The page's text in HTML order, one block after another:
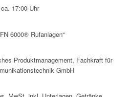
17:00 Uhr
6000® Rufanlagen“
Produktmanagement, Fachkraft für
GmbH